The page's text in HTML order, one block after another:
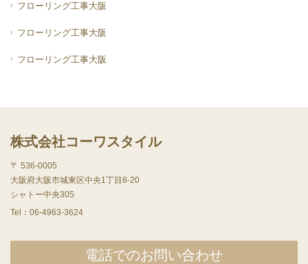
フローリング工事大阪
フローリング工事大阪
フローリング工事大阪
株式会社コーワスタイル
〒 536-0005
大阪府大阪市城東区中央1丁目8-20
シャトー中央305
Tel： 06-4963-3624
電話でのお問い合わせ